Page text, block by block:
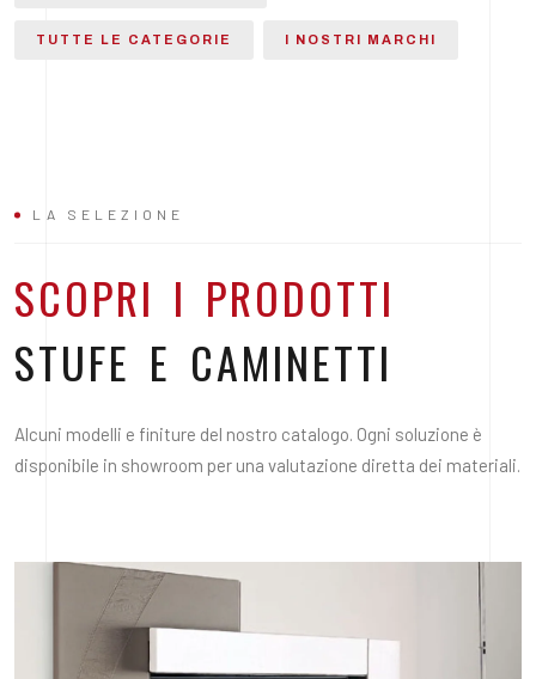
TUTTE LE CATEGORIE I NOSTRI MARCHI
LA SELEZIONE
SCOPRI I PRODOTTI
STUFE E CAMINETTI
Alcuni modelli e finiture del nostro catalogo. Ogni soluzione è
disponibile in showroom per una valutazione diretta dei materiali.